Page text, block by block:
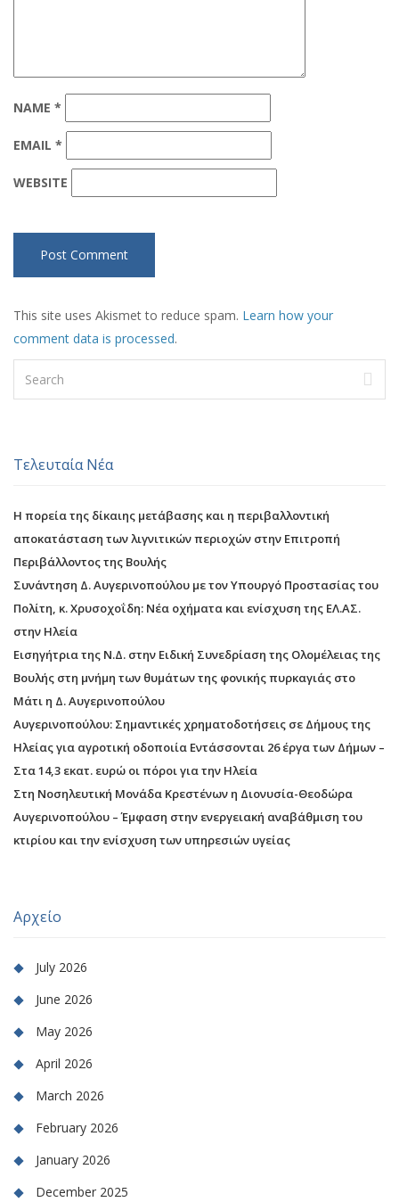
NAME *
EMAIL *
WEBSITE
This site uses Akismet to reduce spam. Learn how your
comment data is processed.
Τελευταία Νέα
Η πορεία της δίκαιης μετάβασης και η περιβαλλοντική
αποκατάσταση των λιγνιτικών περιοχών στην Επιτροπή
Περιβάλλοντος της Βουλής
Συνάντηση Δ. Αυγερινοπούλου με τον Υπουργό Προστασίας του
Πολίτη, κ. Χρυσοχοΐδη: Νέα οχήματα και ενίσχυση της ΕΛ.ΑΣ.
στην Ηλεία
Εισηγήτρια της Ν.Δ. στην Ειδική Συνεδρίαση της Ολομέλειας της
Βουλής στη μνήμη των θυμάτων της φονικής πυρκαγιάς στο
Μάτι η Δ. Αυγερινοπούλου
Αυγερινοπούλου: Σημαντικές χρηματοδοτήσεις σε Δήμους της
Ηλείας για αγροτική οδοποιία Εντάσσονται 26 έργα των Δήμων –
Στα 14,3 εκατ. ευρώ οι πόροι για την Ηλεία
Στη Νοσηλευτική Μονάδα Κρεστένων η Διονυσία-Θεοδώρα
Αυγερινοπούλου – Έμφαση στην ενεργειακή αναβάθμιση του
κτιρίου και την ενίσχυση των υπηρεσιών υγείας
Αρχείο
July 2026
June 2026
May 2026
April 2026
March 2026
February 2026
January 2026
December 2025